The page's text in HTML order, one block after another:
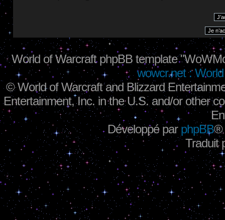
World of Warcraft phpBB template
wowcr.net :
©World of Warcraft and Blizzard
Entertainment, Inc. in the U.S. and/or other
Développé par phpBB®
Traduit